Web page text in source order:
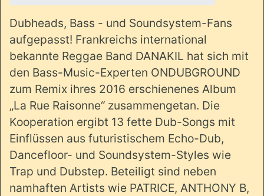
Dubheads, Bass - und Soundsystem-Fans
aufgepasst! Frankreichs international
bekannte Reggae Band DANAKIL hat sich mit
den Bass-Music-Experten ONDUBGROUND
zum Remix ihres 2016 erschienenes Album
„La Rue Raisonne“ zusammengetan. Die
Kooperation ergibt 13 fette Dub-Songs mit
Einflüssen aus futuristischem Echo-Dub,
Dancefloor- und Soundsystem-Styles wie
Trap und Dubstep. Beteiligt sind neben
namhaften Artists wie PATRICE, ANTHONY B,